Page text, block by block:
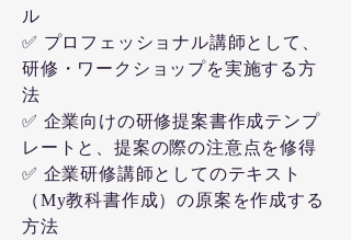
ル
✅ プロフェッショナル講師として、
研修・ワークショップを実施する方
法
✅ 企業向けの研修提案書作成テンプ
レートと、提案の際の注意点を修得
✅ 企業研修講師としてのテキスト
（My教科書作成）の原案を作成する
方法